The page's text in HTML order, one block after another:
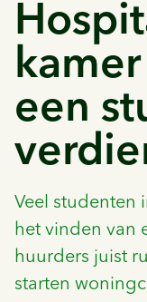
een
Veel studenten
het vinden van
huurders juist
starten